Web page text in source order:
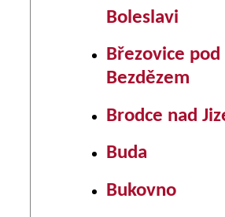
Boleslavi
Březovice pod
Bezdězem
Brodce nad
Buda
Bukovno